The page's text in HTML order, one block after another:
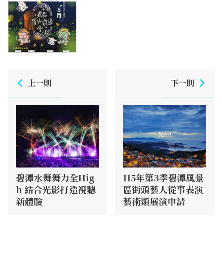
上一則
碧潭水舞舞力全Hig
h 結合光影打造視聽
新體驗
下一則
115年第3季碧潭風景
區街頭藝人從事表演
藝術類展演申請